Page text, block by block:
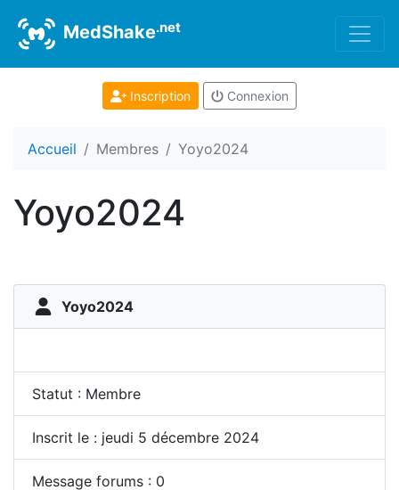
MedShake.net
Inscription Connexion
Accueil Membres Yoyo2024
Yoyo2024
Yoyo2024
Statut : Membre
Inscrit le : jeudi 5 décembre 2024
Message forums : 0